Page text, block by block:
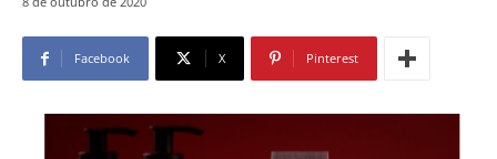
Facebook X Pinterest